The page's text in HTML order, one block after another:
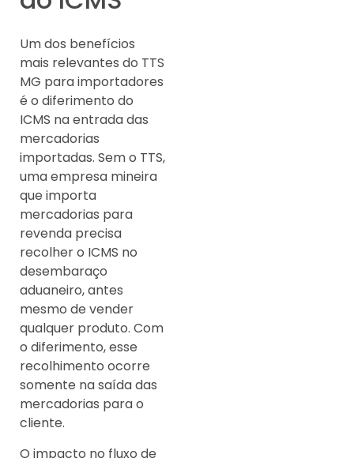
Um dos benefícios
mais relevantes do TTS
MG para importadores
é o diferimento do
ICMS na entrada das
mercadorias
importadas. Sem o TTS,
uma empresa mineira
que importa
mercadorias para
revenda precisa
recolher o ICMS no
desembaraço
aduaneiro, antes
mesmo de vender
qualquer produto. Com
o diferimento, esse
recolhimento ocorre
somente na saída das
mercadorias para o
cliente.
O impacto no fluxo de